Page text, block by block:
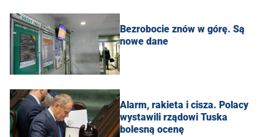
Bezrobocie znów w górę. Są
nowe dane
Alarm, rakieta i cisza. Polacy
wystawili rządowi Tuska
bolesną ocenę